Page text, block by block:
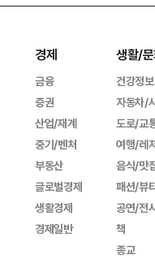
경제
금융
증권
산업/재계
중기/벤처
부동산
글로벌경제
생활경제
경제일반
생활/
건강정보
자동차/
도로/교
여행/레
음식/맛
패션/뷰
공연/전
책
종교